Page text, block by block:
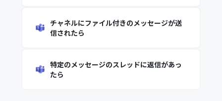
チャネルにファイル付きのメッセージが送
信されたら
特定のメッセージのスレッドに返信があっ
たら